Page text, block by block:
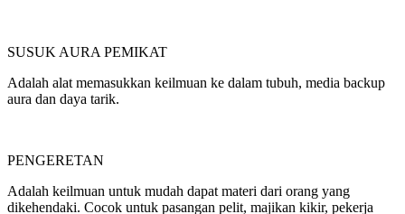
SUSUK AURA PEMIKAT
Adalah alat memasukkan keilmuan ke dalam tubuh, media backup
aura dan daya tarik.
PENGERETAN
Adalah keilmuan untuk mudah dapat materi dari orang yang
dikehendaki. Cocok untuk pasangan pelit, majikan kikir, pekerja